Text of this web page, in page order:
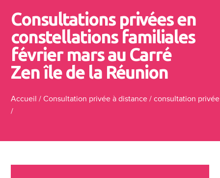
Consultations privées en
constellations familiales
février mars au Carré
Zen île de la Réunion
Accueil /Consultation privée à distance /consultation privée
/